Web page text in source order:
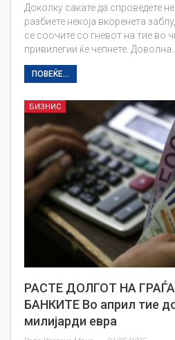
Доколку сакате да спроведете
разбиете некоја вкоренета
се соочите со гневот на тие во
привилегии ќе чепнете. Доволна…
ПОВЕЌЕ...
БИЗНИС
РАСТЕ ДОЛГОТ НА
БАНКИТЕ Во април тие
милијарди евра